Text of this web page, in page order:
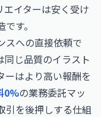
イターは安く受け
す。
スへの直接依頼で
同じ品質のイラスト
ーはより高い報酬を
0%の業務委託マッ
引を後押しする仕組